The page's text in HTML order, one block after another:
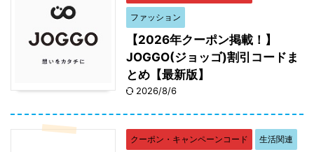
ファッション
【2026年クーポン掲載！】
JOGGO(ジョッゴ)割引コードま
とめ【最新版】
2026/8/6
クーポン・キャンペーンコード 生活関連